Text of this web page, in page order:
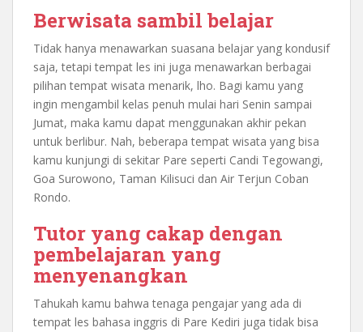
Berwisata sambil belajar
Tidak hanya menawarkan suasana belajar yang kondusif
saja, tetapi tempat les ini juga menawarkan berbagai
pilihan tempat wisata menarik, lho. Bagi kamu yang
ingin mengambil kelas penuh mulai hari Senin sampai
Jumat, maka kamu dapat menggunakan akhir pekan
untuk berlibur. Nah, beberapa tempat wisata yang bisa
kamu kunjungi di sekitar Pare seperti Candi Tegowangi,
Goa Surowono, Taman Kilisuci dan Air Terjun Coban
Rondo.
Tutor yang cakap dengan
pembelajaran yang
menyenangkan
Tahukah kamu bahwa tenaga pengajar yang ada di
tempat les bahasa inggris di Pare Kediri juga tidak bisa